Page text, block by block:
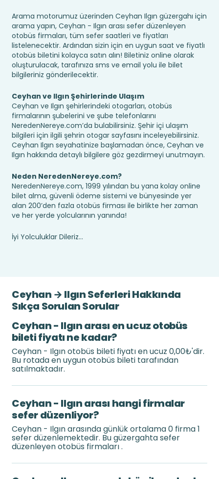
Arama motorumuz üzerinden Ceyhan Ilgın güzergahı için
arama yapın, Ceyhan - Ilgın arası sefer düzenleyen
otobüs firmaları, tüm sefer saatleri ve fiyatları
listelenecektir. Ardından sizin için en uygun saat ve fiyatlı
otobüs biletini kolayca satın alın! Biletiniz online olarak
oluşturulacak, tarafınıza sms ve email yolu ile bilet
bilgileriniz gönderilecektir.
Ceyhan ve Ilgın Şehirlerinde Ulaşım
Ceyhan ve Ilgın şehirlerindeki otogarları, otobüs
firmalarının şubelerini ve şube telefonlarını
NeredenNereye.com’da bulabilirsiniz. Şehir içi ulaşım
bilgileri için ilgili şehrin otogar sayfasını inceleyebilirsiniz.
Ceyhan Ilgın seyahatinize başlamadan önce, Ceyhan ve
Ilgın hakkında detaylı bilgilere göz gezdirmeyi unutmayın.
Neden NeredenNereye.com?
NeredenNereye.com, 1999 yılından bu yana kolay online
bilet alma, güvenli ödeme sistemi ve bünyesinde yer
alan 200’den fazla otobüs firması ile birlikte her zaman
ve her yerde yolcularının yanında!
İyi Yolculuklar Dileriz...
Ceyhan → Ilgın Seferleri Hakkında
Sıkça Sorulan Sorular
Ceyhan - Ilgın arası en ucuz otobüs
bileti fiyatı ne kadar?
Ceyhan - Ilgın otobüs bileti fiyatı en ucuz 0,00₺'dir.
Bu rotada en uygun otobüs bileti tarafından
satılmaktadır.
Ceyhan - Ilgın arası hangi firmalar
sefer düzenliyor?
Ceyhan - Ilgın arasında günlük ortalama 0 firma 1
sefer düzenlemektedir. Bu güzergahta sefer
düzenleyen otobüs firmaları .